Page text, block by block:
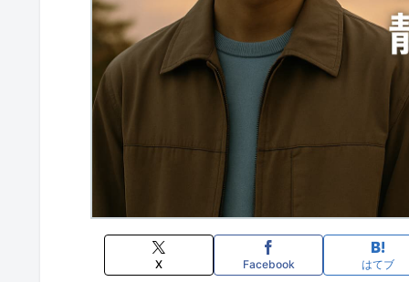
X Facebook はてブ